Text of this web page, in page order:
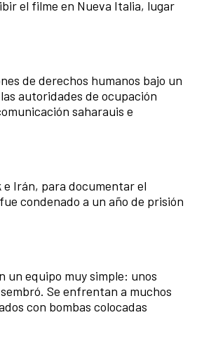
el filme en Nueva Italia, lugar
de derechos humanos bajo un
autoridades de ocupación
saharauis e
Irán, para documentar el
condenado a un año de prisión
un equipo muy simple: unos
Se enfrentan a muchos
con bombas colocadas